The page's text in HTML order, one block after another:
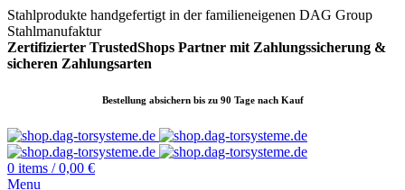
Stahlprodukte handgefertigt in der familieneigenen DAG Group
Stahlmanufaktur
Zertifizierter TrustedShops Partner mit Zahlungssicherung &
sicheren Zahlungsarten
Bestellung absichern bis zu 90 Tage nach Kauf
0 items / 0,00 €
Menu